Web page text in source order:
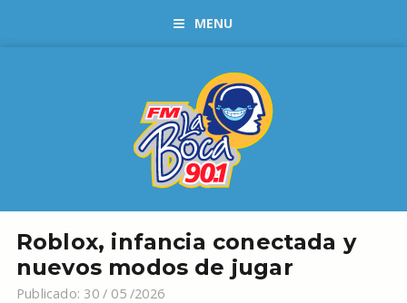
MENU
Roblox, infancia conectada y
nuevos modos de jugar
Publicado: 30 / 05 /2026